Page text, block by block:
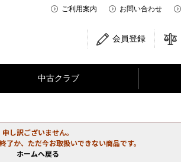
ご利用案内 お問い合わせ
会員登録
中古クラブ
申し訳ございません。
了か、ただ今お取扱いできない商品です。
ホームへ戻る